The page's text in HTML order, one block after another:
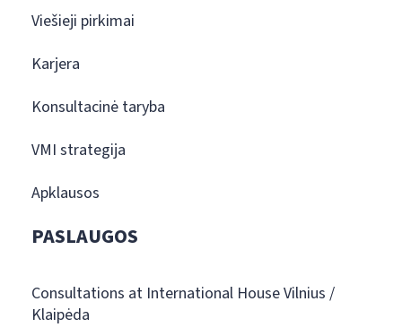
Viešieji pirkimai
Karjera
Konsultacinė taryba
VMI strategija
Apklausos
PASLAUGOS
Consultations at International House Vilnius /
Klaipėda